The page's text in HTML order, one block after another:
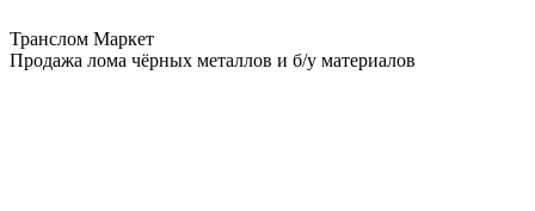
Транслом Маркет
Продажа лома чёрных металлов и б/у материалов